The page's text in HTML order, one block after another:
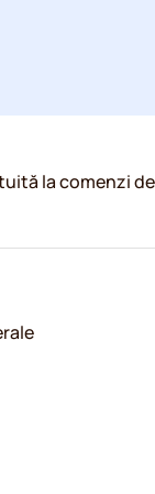
la comenzi